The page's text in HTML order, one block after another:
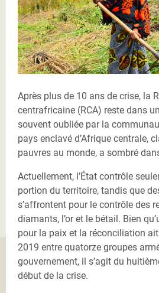
Après plus de 10 ans de crise, la
centrafricaine (RCA) reste dans
souvent oubliée par la
pays enclavé d’Afrique centrale,
pauvres au monde, a sombré
Actuellement, l’État contrôle
portion du territoire, tandis que
s’affrontent pour le contrôle des
diamants, l’or et le bétail. Bien
pour la paix et la réconciliation
2019 entre quatorze groupes
gouvernement, il s’agit du
début de la crise.